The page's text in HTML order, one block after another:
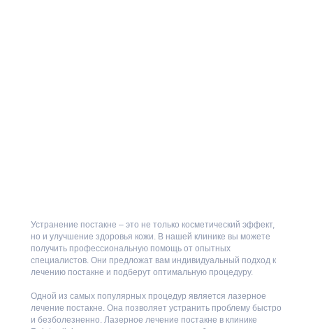
Устранение постакне – это не только косметический эффект,
но и улучшение здоровья кожи. В нашей клинике вы можете
получить профессиональную помощь от опытных
специалистов. Они предложат вам индивидуальный подход к
лечению постакне и подберут оптимальную процедуру.
Одной из самых популярных процедур является лазерное
лечение постакне. Она позволяет устранить проблему быстро
и безболезненно. Лазерное лечение постакне в клинике